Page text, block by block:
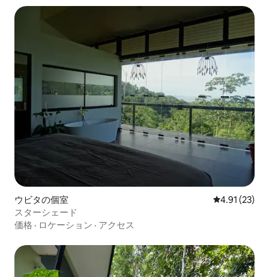
ウビタの個室 レビュー23
4.91 (23)
スターシェード
価格 · ロケーション · アクセス